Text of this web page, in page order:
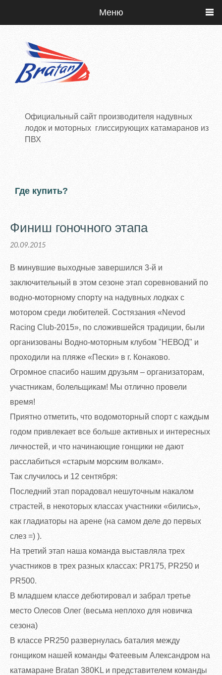
Меню
Официальный сайт производителя надувных
лодок и моторных глиссирующих катамаранов из
ПВХ
Где купить?
Финиш гоночного этапа
20.09.2015
В минувшие выходные завершился 3-й и
заключительный в этом сезоне этап соревнований по
водно-моторному спорту на надувных лодках с
мотором среди любителей. Состязания «Nevod
Racing Club-2015», по сложившейся традиции, были
организованы Водно-моторным клубом "НЕВОД" и
проходили на пляже «Пески» в г. Конаково.
Огромное спасибо нашим друзьям – организаторам,
участникам, болельщикам! Мы отлично провели
время!
Приятно отметить, что водомоторный спорт с каждым
годом привлекает все больше активных и интересных
личностей, и что начинающие гонщики не дают
расслабиться «старым морским волкам».
Так случилось и 12 сентября:
Последний этап порадовал нешуточным накалом
страстей, в некоторых классах участники «бились»,
как гладиаторы на арене (на самом деле до первых
слез =) ).
На третий этап наша команда выставляла трех
участников в трех разных классах: PR175, PR250 и
PR500.
В младшем классе дебютировал и забрал третье
место Олесов Олег (весьма неплохо для новичка
сезона)
В классе PR250 развернулась баталия между
гонщиком нашей команды Фатеевым Александром на
катамаране Bratan 380KL и представителем команды